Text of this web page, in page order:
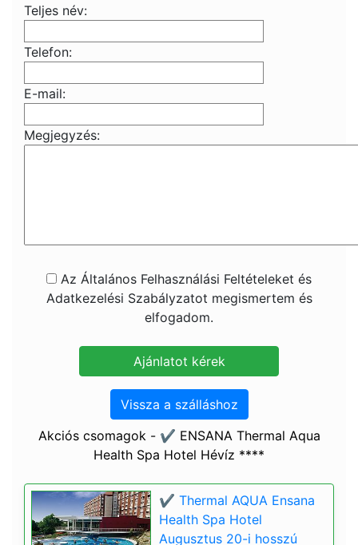
Teljes név:
Telefon:
E-mail:
Megjegyzés:
Az Általános Felhasználási Feltételeket és
Adatkezelési Szabályzatot megismertem és
elfogadom.
Vissza a szálláshoz
Akciós csomagok - ✔️ ENSANA Thermal Aqua
Health Spa Hotel Hévíz ****
✔️ Thermal AQUA Ensana
Health Spa Hotel
Augusztus 20-i hosszú